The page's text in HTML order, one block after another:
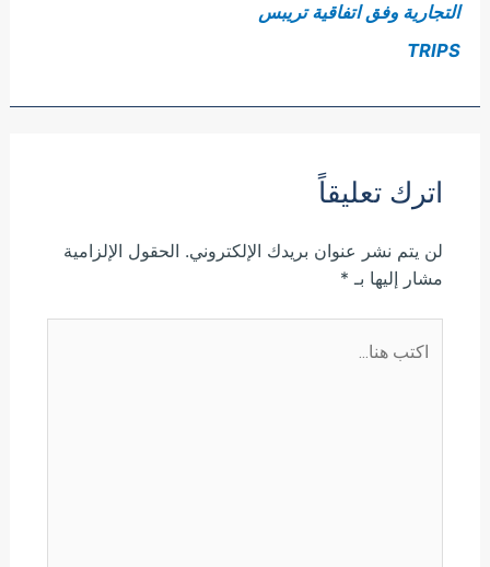
التجارية وفق اتفاقية تريبس
TRIPS
اترك تعليقاً
لن يتم نشر عنوان بريدك الإلكتروني. الحقول الإلزامية
مشار إليها بـ *
هنا...